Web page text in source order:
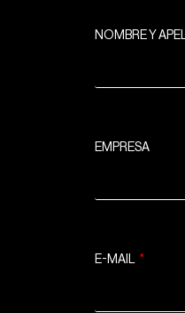
NOMBRE Y
EMPRESA
E-MAIL